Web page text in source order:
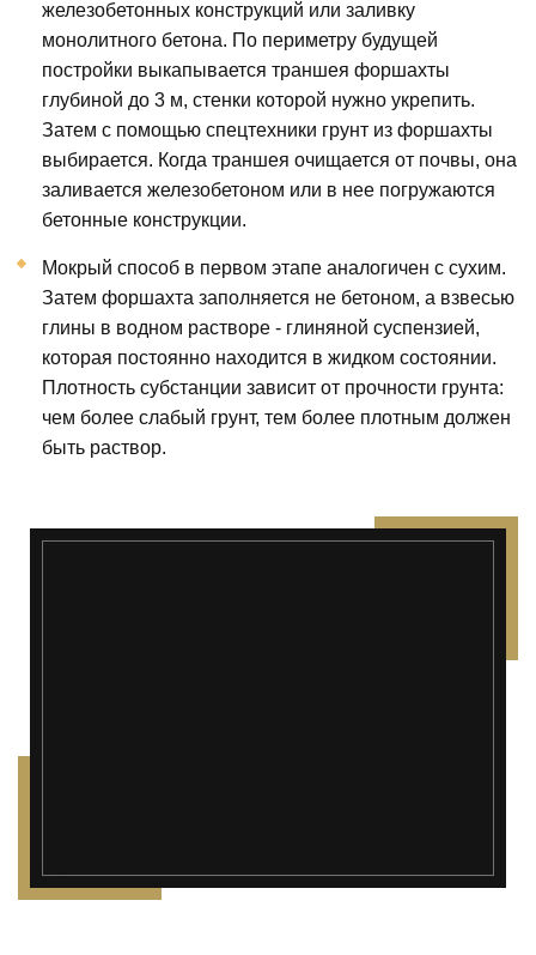
железобетонных конструкций или заливку
монолитного бетона. По периметру будущей
постройки выкапывается траншея форшахты
глубиной до 3 м, стенки которой нужно укрепить.
Затем с помощью спецтехники грунт из форшахты
выбирается. Когда траншея очищается от почвы, она
заливается железобетоном или в нее погружаются
бетонные конструкции.
Мокрый способ в первом этапе аналогичен с сухим.
Затем форшахта заполняется не бетоном, а взвесью
глины в водном растворе - глиняной суспензией,
которая постоянно находится в жидком состоянии.
Плотность субстанции зависит от прочности грунта:
чем более слабый грунт, тем более плотным должен
быть раствор.
");">